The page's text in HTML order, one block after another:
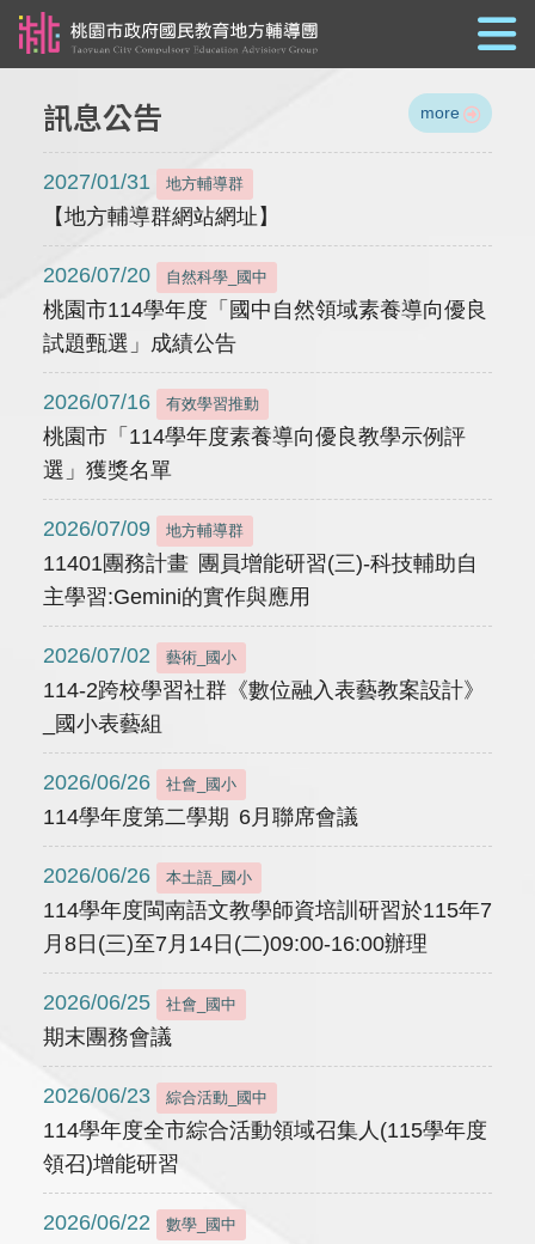
訊息公告 more
2027/01/31 地方輔導群
【地方輔導群網站網址】
2026/07/20 自然科學_國中
桃園市114學年度「國中自然領域素養導向優良
試題甄選」成績公告
2026/07/16 有效學習推動
桃園市「114學年度素養導向優良教學示例評
選」獲獎名單
2026/07/09 地方輔導群
11401團務計畫 團員增能研習(三)-科技輔助自
主學習:Gemini的實作與應用
2026/07/02 藝術_國小
114-2跨校學習社群《數位融入表藝教案設計》
_國小表藝組
2026/06/26 社會_國小
114學年度第二學期 6月聯席會議
2026/06/26 本土語_國小
114學年度閩南語文教學師資培訓研習於115年7
月8日(三)至7月14日(二)09:00-16:00辦理
2026/06/25 社會_國中
期末團務會議
2026/06/23 綜合活動_國中
114學年度全市綜合活動領域召集人(115學年度
領召)增能研習
2026/06/22 數學_國中